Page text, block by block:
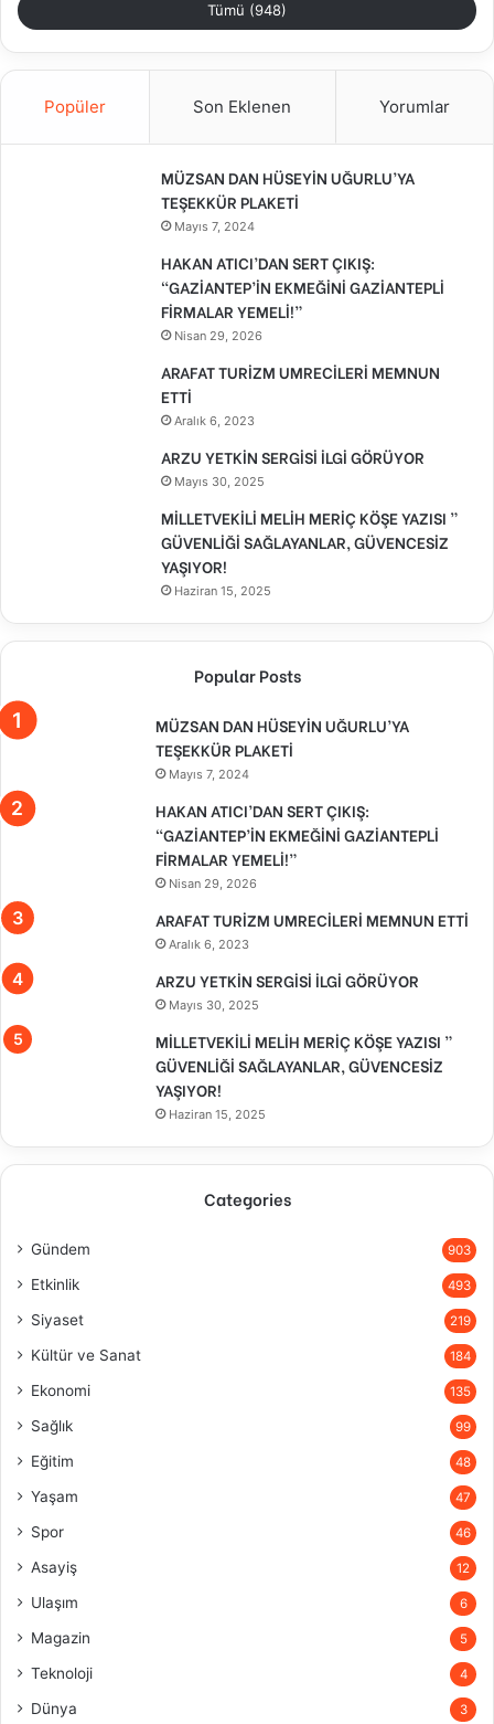
Tümü (948)
Popüler Son Eklenen Yorumlar
MÜZSAN DAN HÜSEYİN UĞURLU’YA
TEŞEKKÜR PLAKETİ
Mayıs 7, 2024
HAKAN ATICI’DAN SERT ÇIKIŞ:
“GAZİANTEP’İN EKMEĞİNİ GAZİANTEPLİ
FİRMALAR YEMELİ!”
Nisan 29, 2026
ARAFAT TURİZM UMRECİLERİ MEMNUN
ETTİ
Aralık 6, 2023
ARZU YETKİN SERGİSİ İLGİ GÖRÜYOR
Mayıs 30, 2025
MİLLETVEKİLİ MELİH MERİÇ KÖŞE YAZISI ”
GÜVENLİĞİ SAĞLAYANLAR, GÜVENCESİZ
YAŞIYOR!
Haziran 15, 2025
Popular Posts
MÜZSAN DAN HÜSEYİN UĞURLU’YA
TEŞEKKÜR PLAKETİ
Mayıs 7, 2024
HAKAN ATICI’DAN SERT ÇIKIŞ:
“GAZİANTEP’İN EKMEĞİNİ GAZİANTEPLİ
FİRMALAR YEMELİ!”
Nisan 29, 2026
ARAFAT TURİZM UMRECİLERİ MEMNUN ETTİ
Aralık 6, 2023
ARZU YETKİN SERGİSİ İLGİ GÖRÜYOR
Mayıs 30, 2025
MİLLETVEKİLİ MELİH MERİÇ KÖŞE YAZISI ”
GÜVENLİĞİ SAĞLAYANLAR, GÜVENCESİZ
YAŞIYOR!
Haziran 15, 2025
Categories
Gündem 903
Etkinlik 493
Siyaset 219
Kültür ve Sanat 184
Ekonomi 135
Sağlık 99
Eğitim 48
Yaşam 47
Spor 46
Asayiş 12
Ulaşım 6
Magazin 5
Teknoloji 4
Dünya 3